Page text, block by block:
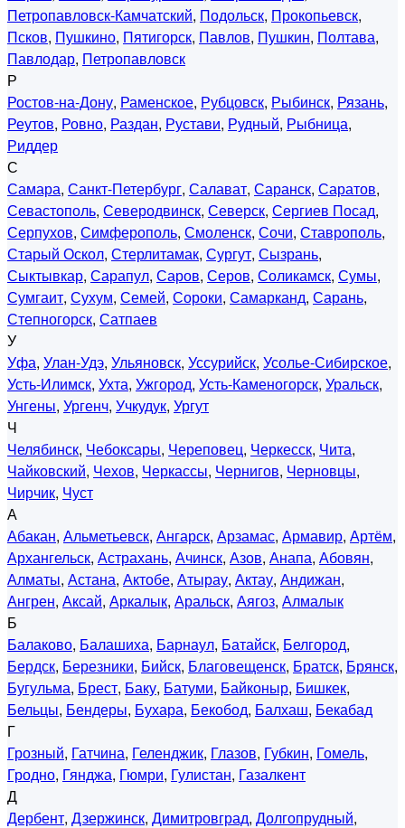
Петропавловск-Камчатский, Подольск, Прокопьевск,
Псков, Пушкино, Пятигорск, Павлов, Пушкин, Полтава,
Павлодар, Петропавловск
Р
Ростов-на-Дону, Раменское, Рубцовск, Рыбинск, Рязань,
Реутов, Ровно, Раздан, Рустави, Рудный, Рыбница,
Риддер
С
Самара, Санкт-Петербург, Салават, Саранск, Саратов,
Севастополь, Северодвинск, Северск, Сергиев Посад,
Серпухов, Симферополь, Смоленск, Сочи, Ставрополь,
Старый Оскол, Стерлитамак, Сургут, Сызрань,
Сыктывкар, Сарапул, Саров, Серов, Соликамск, Сумы,
Сумгаит, Сухум, Семей, Сороки, Самарканд, Сарань,
Степногорск, Сатпаев
У
Уфа, Улан-Удэ, Ульяновск, Уссурийск, Усолье-Сибирское,
Усть-Илимск, Ухта, Ужгород, Усть-Каменогорск, Уральск,
Унгены, Ургенч, Учкудук, Ургут
Ч
Челябинск, Чебоксары, Череповец, Черкесск, Чита,
Чайковский, Чехов, Черкассы, Чернигов, Черновцы,
Чирчик, Чуст
А
Абакан, Альметьевск, Ангарск, Арзамас, Армавир, Артём,
Архангельск, Астрахань, Ачинск, Азов, Анапа, Абовян,
Алматы, Астана, Актобе, Атырау, Актау, Андижан,
Ангрен, Аксай, Аркалык, Аральск, Аягоз, Алмалык
Б
Балаково, Балашиха, Барнаул, Батайск, Белгород,
Бердск, Березники, Бийск, Благовещенск, Братск, Брянск,
Бугульма, Брест, Баку, Батуми, Байконыр, Бишкек,
Бельцы, Бендеры, Бухара, Бекобод, Балхаш, Бекабад
Г
Грозный, Гатчина, Геленджик, Глазов, Губкин, Гомель,
Гродно, Гянджа, Гюмри, Гулистан, Газалкент
Д
Дербент, Дзержинск, Димитровград, Долгопрудный,